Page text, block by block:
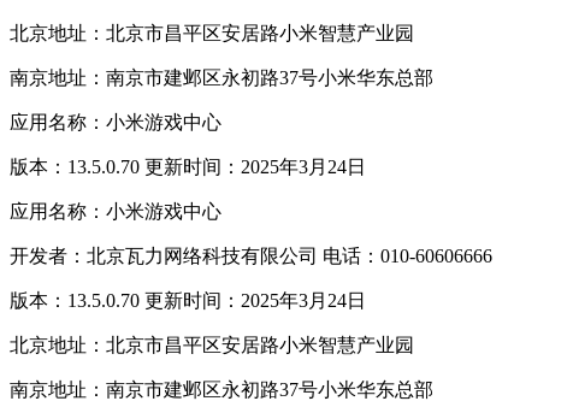
北京地址：北京市昌平区安居路小米智慧产业园
南京地址：南京市建邺区永初路37号小米华东总部
应用名称：小米游戏中心
版本：13.5.0.70 更新时间：2025年3月24日
应用名称：小米游戏中心
开发者：北京瓦力网络科技有限公司 电话：010-60606666
版本：13.5.0.70 更新时间：2025年3月24日
北京地址：北京市昌平区安居路小米智慧产业园
南京地址：南京市建邺区永初路37号小米华东总部